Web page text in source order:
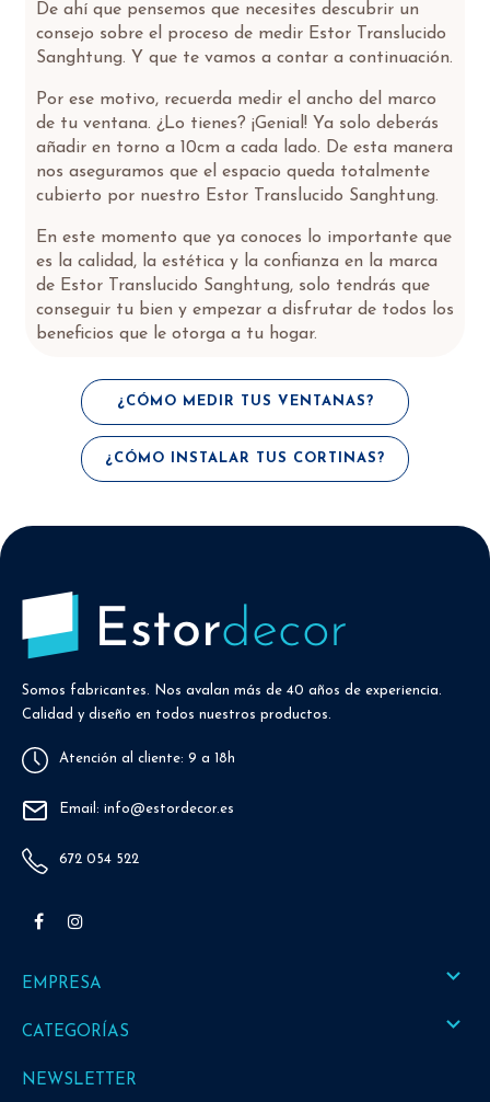
De ahí que pensemos que necesites descubrir un
consejo sobre el proceso de medir Estor Translucido
Sanghtung. Y que te vamos a contar a continuación.
Por ese motivo, recuerda medir el ancho del marco
de tu ventana. ¿Lo tienes? ¡Genial! Ya solo deberás
añadir en torno a 10cm a cada lado. De esta manera
nos aseguramos que el espacio queda totalmente
cubierto por nuestro Estor Translucido Sanghtung.
En este momento que ya conoces lo importante que
es la calidad, la estética y la confianza en la marca
de Estor Translucido Sanghtung, solo tendrás que
conseguir tu bien y empezar a disfrutar de todos los
beneficios que le otorga a tu hogar.
¿CÓMO MEDIR TUS VENTANAS?
¿CÓMO INSTALAR TUS CORTINAS?
Somos fabricantes. Nos avalan más de 40 años de experiencia.
Calidad y diseño en todos nuestros productos.
Atención al cliente: 9 a 18h
Email: info@estordecor.es
672 054 522
Facebook
EMPRESA 
CATEGORÍAS 
NEWSLETTER